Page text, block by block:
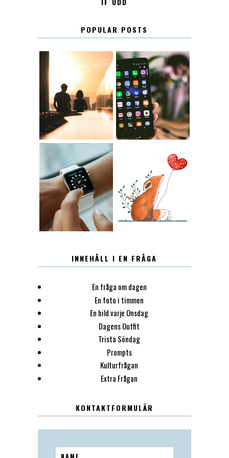
POPULAR POSTS
KONTAKT KONTAKTLISTA
12.30 LUGN
INNEHÅLL I EN FRÅGA
En fråga om dagen
En foto i timmen
En bild varje Onsdag
Dagens Outfit
Trista Söndag
Prompts
Kulturfrågan
Extra Frågan
KONTAKTFORMULÄR